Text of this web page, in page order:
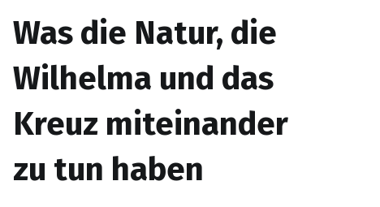
Was die Natur, die
Wilhelma und das
Kreuz miteinander
zu tun haben